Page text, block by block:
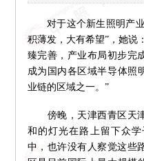
对于这个新生照明产业
积薄发，大有希望”，她说
臻完善，产业布局初步完
成为国内各区域半导体照
业链的区域之一。”
傍晚，天津西青区天津
和的灯光在路上留下众
中，也许没有人察觉这些